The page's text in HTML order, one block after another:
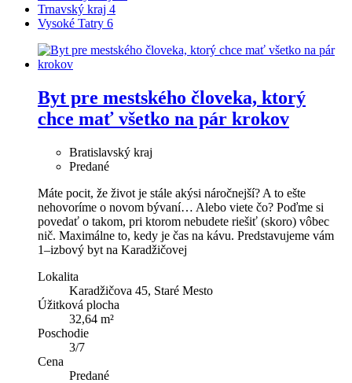
Trnavský kraj 4
Vysoké Tatry 6
Byt pre mestského človeka, ktorý
chce mať všetko na pár krokov
Bratislavský kraj
Predané
Máte pocit, že život je stále akýsi náročnejší? A to ešte
nehovoríme o novom bývaní… Alebo viete čo? Poďme si
povedať o takom, pri ktorom nebudete riešiť (skoro) vôbec
nič. Maximálne to, kedy je čas na kávu. Predstavujeme vám
1–izbový byt na Karadžičovej
Lokalita
Karadžičova 45, Staré Mesto
Úžitková plocha
32,64 m²
Poschodie
3/7
Cena
Predané